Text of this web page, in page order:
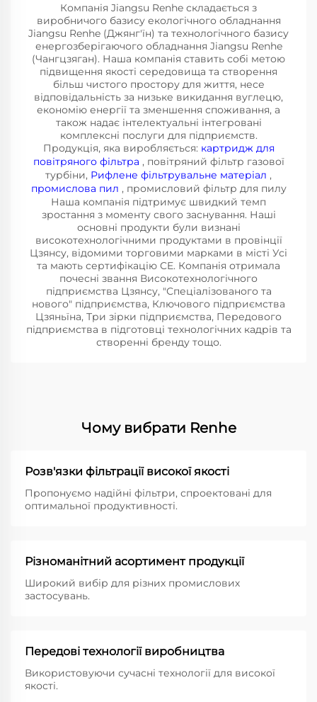
Компанія Jiangsu Renhe складається з
виробничого базису екологічного обладнання
Jiangsu Renhe (Джянг'їн) та технологічного базису
енергозберігаючого обладнання Jiangsu Renhe
(Чангцзяган). Наша компанія ставить собі метою
підвищення якості середовища та створення
більш чистого простору для життя, несе
відповідальність за низьке викидання вуглецю,
економію енергії та зменшення споживання, а
також надає інтелектуальні інтегровані
комплексні послуги для підприємств.
Продукція, яка виробляється: картридж для
повітряного фільтра , повітряний фільтр газової
турбіни, Рифлене фільтрувальне матеріал ,
промислова пил , промисловий фільтр для пилу
Наша компанія підтримує швидкий темп
зростання з моменту свого заснування. Наші
основні продукти були визнані
високотехнологічними продуктами в провінції
Цзянсу, відомими торговими марками в місті Усі
та мають сертифікацію CE. Компанія отримала
почесні звання Високотехнологічного
підприємства Цзянсу, "Спеціалізованого та
нового" підприємства, Ключового підприємства
Цзяньїна, Три зірки підприємства, Передового
підприємства в підготовці технологічних кадрів та
створенні бренду тощо.
Чому вибрати Renhe
Розв'язки фільтрації високої якості
Пропонуємо надійні фільтри, спроектовані для
оптимальної продуктивності.
Різноманітний асортимент продукції
Широкий вибір для різних промислових
застосувань.
Передові технології виробництва
Використовуючи сучасні технології для високої
якості.